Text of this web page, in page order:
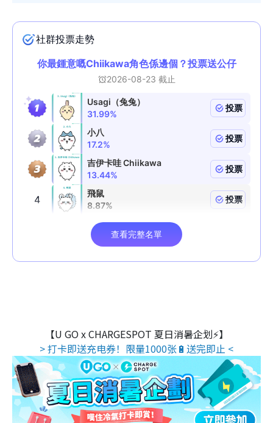
【U GO x CHARGESPOT 夏日消暑企划⚡】
> 打卡即送充电券！限量1000张🔋送完即止 <